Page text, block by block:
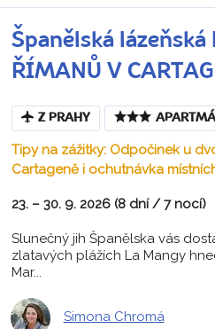
Španělská lázeňská
ŘÍMANŮ V
Z PRAHY
Tipy na zážitky: Odpočinek u
Cartageně i ochutnávka
23. – 30. 9. 2026 (8 dní / 7 nocí)
Slunečný jih Španělska vás
zlatavých plážích La Mangy
Mar...
Simona Chromá